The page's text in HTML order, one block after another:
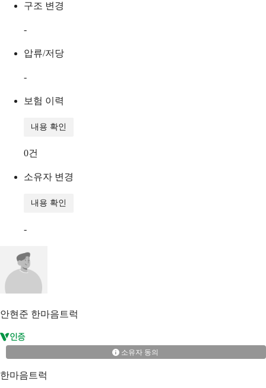
구조 변경
-
압류/저당
-
보험 이력
내용 확인
0건
소유자 변경
내용 확인
-
안현준 한마음트럭
소유자 동의
한마음트럭